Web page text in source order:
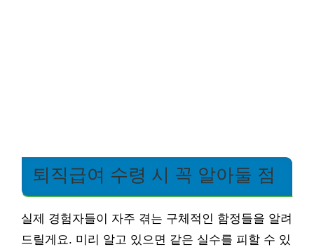
퇴직급여 수령 시 꼭 알아둘 점
실제 경험자들이 자주 겪는 구체적인 함정들을 알려
드릴게요. 미리 알고 있으면 같은 실수를 피할 수 있